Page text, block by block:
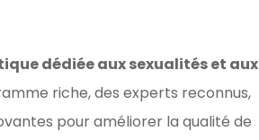
dédiée aux sexualités et aux
riche, des experts reconnus,
pour améliorer la qualité de